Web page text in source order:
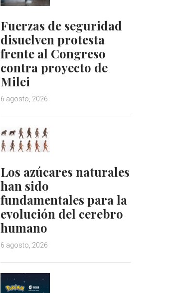
Fuerzas de seguridad
disuelven protesta
frente al Congreso
contra proyecto de
Milei
6 agosto, 2026
Los azúcares naturales
han sido
fundamentales para la
evolución del cerebro
humano
6 agosto, 2026